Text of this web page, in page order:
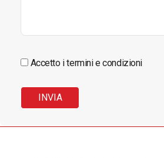
Accetto i termini e condizioni